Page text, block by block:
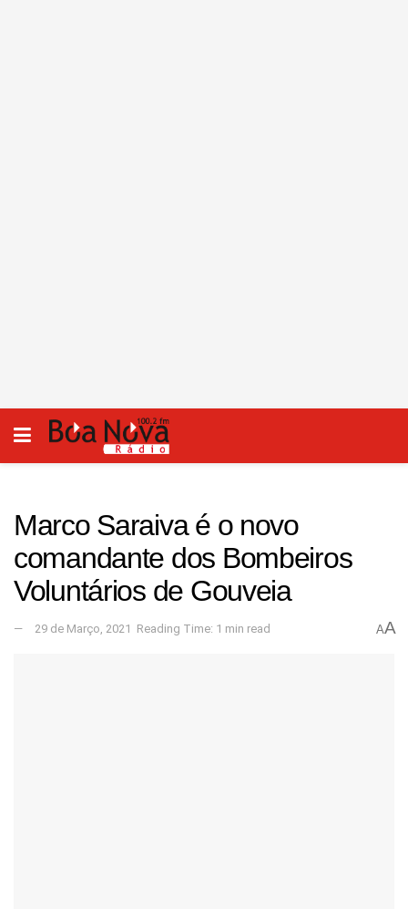
Marco Saraiva é o novo
comandante dos Bombeiros
Voluntários de Gouveia
29 de Março, 2021 Reading Time: 1 min read AA